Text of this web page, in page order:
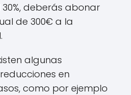
deberás abonar
de 300€ a la
algunas
en
como por ejemplo